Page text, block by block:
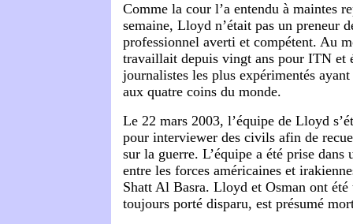
Comme la cour l’a entendu à maintes
semaine, Lloyd n’était pas un preneur
professionnel averti et compétent. Au
travaillait depuis vingt ans pour ITN et
journalistes les plus expérimentés
aux quatre coins du monde.
Le 22 mars 2003, l’équipe de Lloyd
pour interviewer des civils afin de
sur la guerre. L’équipe a été prise dans
entre les forces américaines et
Shatt Al Basra. Lloyd et Osman ont été
toujours porté disparu, est présumé